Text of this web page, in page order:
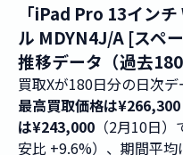
「iPad Pro 13イン
ル MDYN4J/A [スペ
推移データ（過去180
買取Xが180日分の日次
最高買取価格は¥266,300
は¥243,000 （2月10日
安比 +9.6%）、期間平均